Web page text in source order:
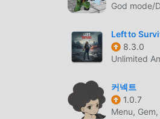
HERMOSA
Al igual que los
mapas y personajes
comparación con
mejorado mucho.
usuario, y hay
God mode/
Left to
8.3.0
Unlimited
커넥트
1.0.7
Menu,